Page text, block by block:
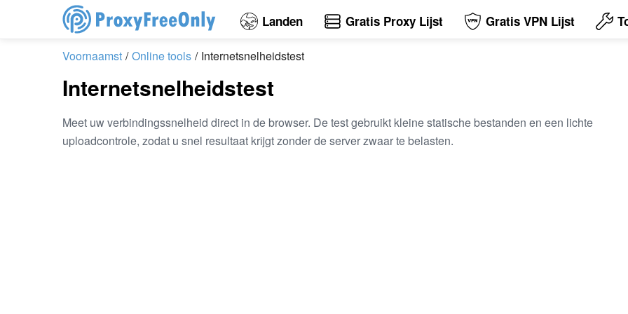
Landen Gratis Proxy Lijst Gratis VPN Lijst
Voornaamst Online tools Internetsnelheidstest
Internetsnelheidstest
Meet uw verbindingssnelheid direct in de browser. De test gebruikt kleine statische bestanden en een lichte
uploadcontrole, zodat u snel resultaat krijgt zonder de server zwaar te belasten.